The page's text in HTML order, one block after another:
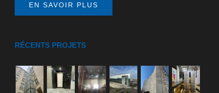
EN SAVOIR PLUS
RÉCENTS PROJETS